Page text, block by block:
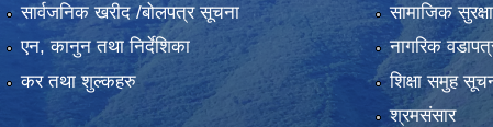
सार्वजनिक खरीद /बोलपत्र सूचना
एन, कानुन तथा निर्देशिका
कर तथा शुल्कहरु
सामाजिक सुरक्षा
नागरिक
शिक्षा समुह
श्रमसंसार